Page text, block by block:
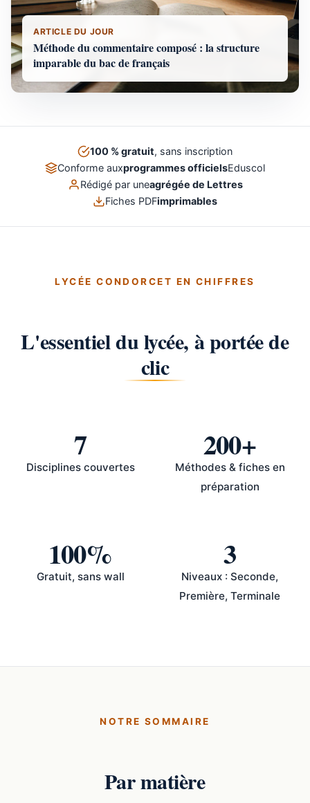
ARTICLE DU JOUR
Méthode du commentaire composé : la structure
imparable du bac de français
100 % gratuit, sans inscription
Conforme auxprogrammes officielsEduscol
Rédigé par uneagrégée de Lettres
Fiches PDFimprimables
LYCÉE CONDORCET EN CHIFFRES
L'essentiel du lycée, à portée de
clic
7
Disciplines couvertes
200+
Méthodes & fiches en
préparation
100%
Gratuit, sans wall
3
Niveaux : Seconde,
Première, Terminale
NOTRE SOMMAIRE
Par matière